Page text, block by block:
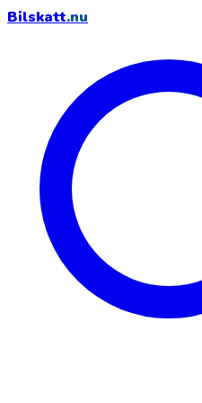
Bilskatt.nu